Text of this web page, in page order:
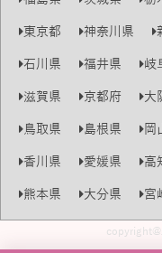
東京都
神奈川県
石川県
福井県 岐
滋賀県
京都府 大
鳥取県
島根県 岡
香川県
愛媛県 高
熊本県
大分県 宮